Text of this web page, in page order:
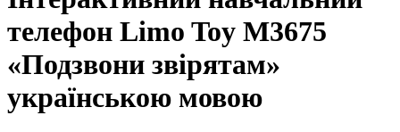
телефон Limo Toy M3675
«Подзвони звірятам»
українською мовою